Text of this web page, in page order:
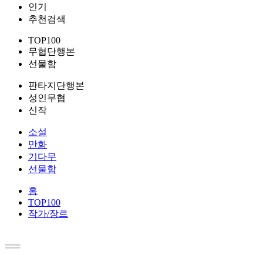
인기
추천검색
TOP100
무협단행본
선물함
판타지단행본
성인무협
신작
소설
만화
기다무
선물함
홈
TOP100
작가/장르